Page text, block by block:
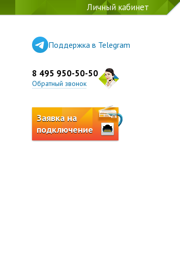
Личный кабинет
Поддержка в Telegram
8 495 950-50-50
Обратный звонок
Заявка на
подключение